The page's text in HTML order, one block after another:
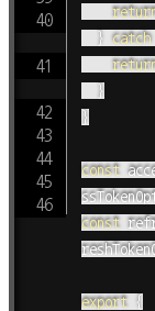
} catch
}
}
const
const
export
{